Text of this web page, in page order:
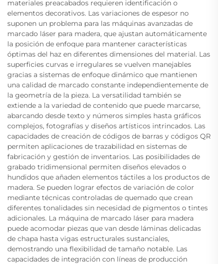
materiales preacabados requieren identificación o
elementos decorativos. Las variaciones de espesor no
suponen un problema para las máquinas avanzadas de
marcado láser para madera, que ajustan automáticamente
la posición de enfoque para mantener características
óptimas del haz en diferentes dimensiones del material. Las
superficies curvas e irregulares se vuelven manejables
gracias a sistemas de enfoque dinámico que mantienen
una calidad de marcado constante independientemente de
la geometría de la pieza. La versatilidad también se
extiende a la variedad de contenido que puede marcarse,
abarcando desde texto y números simples hasta gráficos
complejos, fotografías y diseños artísticos intrincados. Las
capacidades de creación de códigos de barras y códigos QR
permiten aplicaciones de trazabilidad en sistemas de
fabricación y gestión de inventarios. Las posibilidades de
grabado tridimensional permiten diseños elevados o
hundidos que añaden elementos táctiles a los productos de
madera. Se pueden lograr efectos de variación de color
mediante técnicas controladas de quemado que crean
diferentes tonalidades sin necesidad de pigmentos o tintes
adicionales. La máquina de marcado láser para madera
puede acomodar piezas que van desde láminas delicadas
de chapa hasta vigas estructurales sustanciales,
demostrando una flexibilidad de tamaño notable. Las
capacidades de integración con líneas de producción